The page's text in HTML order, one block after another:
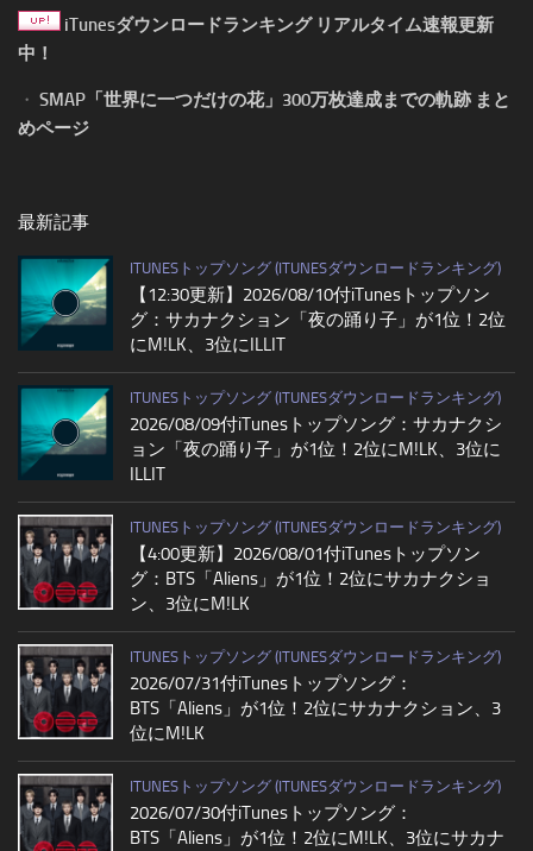
iTunesダウンロードランキング リアルタイム速報更新
中！
・ SMAP「世界に一つだけの花」300万枚達成までの軌跡 まと
めページ
最新記事
ITUNESトップソング (ITUNESダウンロードランキング)
【12:30更新】2026/08/10付iTunesトップソン
グ：サカナクション「夜の踊り子」が1位！2位
にM!LK、3位にILLIT
ITUNESトップソング (ITUNESダウンロードランキング)
2026/08/09付iTunesトップソング：サカナクシ
ョン「夜の踊り子」が1位！2位にM!LK、3位に
ILLIT
ITUNESトップソング (ITUNESダウンロードランキング)
【4:00更新】2026/08/01付iTunesトップソン
グ：BTS「Aliens」が1位！2位にサカナクショ
ン、3位にM!LK
ITUNESトップソング (ITUNESダウンロードランキング)
2026/07/31付iTunesトップソング：
BTS「Aliens」が1位！2位にサカナクション、3
位にM!LK
ITUNESトップソング (ITUNESダウンロードランキング)
2026/07/30付iTunesトップソング：
BTS「Aliens」が1位！2位にM!LK、3位にサカナ